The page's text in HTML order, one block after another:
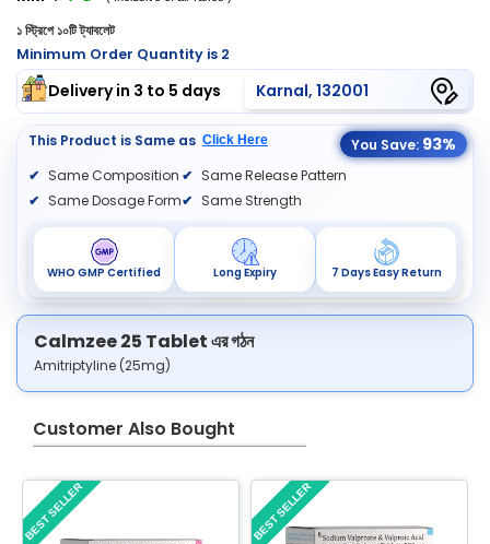
১ স্ট্রিপে ১০টি ট্যাবলেট
Minimum Order Quantity is 2
Delivery in 3 to 5 days Karnal, 132001
This Product is Same as Click Here You Save: 93%
Same Composition
Same Dosage Form
Same Release Pattern
Same Strength
WHO GMP Certified Long Expiry 7 Days Easy Return
Calmzee 25 Tablet এর গঠন
Amitriptyline (25mg)
Customer Also Bought
BEST SELLER BEST SELLER